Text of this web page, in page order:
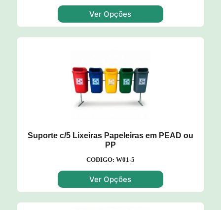
Ver Opções
Suporte c/5 Lixeiras Papeleiras em PEAD ou
PP
CODIGO: W01-5
Ver Opções